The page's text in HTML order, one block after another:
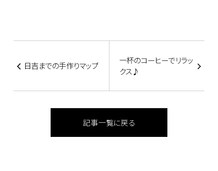
日吉までの手作りマップ
一杯のコーヒーでリラッ
クス♪
記事一覧に戻る